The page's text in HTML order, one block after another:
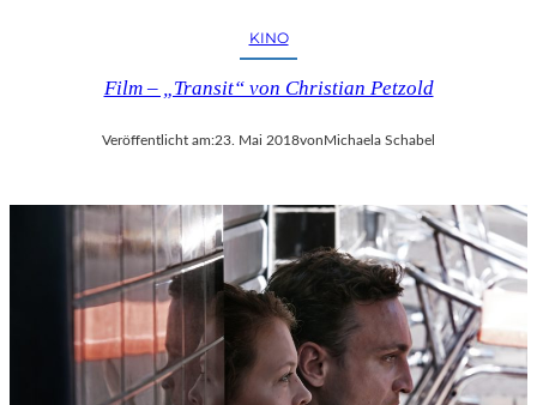
KINO
Film – „Transit“ von Christian Petzold
Veröffentlicht am:23. Mai 2018von Michaela Schabel